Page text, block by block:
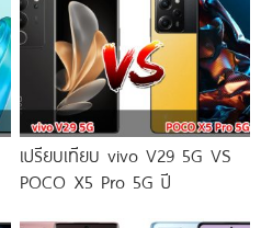
เปรียบเทียบ vivo V29 5G VS
POCO X5 Pro 5G ปี